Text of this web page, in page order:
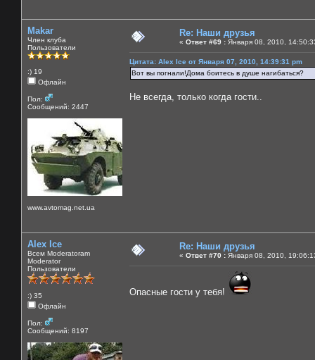
Makar
Член клуба
Пользователи
:) 19
Офлайн
Пол:
Сообщений: 2447
www.avtomag.net.ua
Re: Наши друзья
« Ответ #69 : Января 08, 2010,
Цитата: Alex Ice от Января 07, 2010, 14:39:31 pm
Вот вы погнали!Дома боитесь в душе нагибаться?
Не всегда, только когда гости..
Alex Ice
Всем Moderatoram
Moderator
Пользователи
:) 35
Офлайн
Пол:
Сообщений: 8197
Re: Наши друзья
« Ответ #70 : Января 08, 2010,
Опасные гости у тебя!